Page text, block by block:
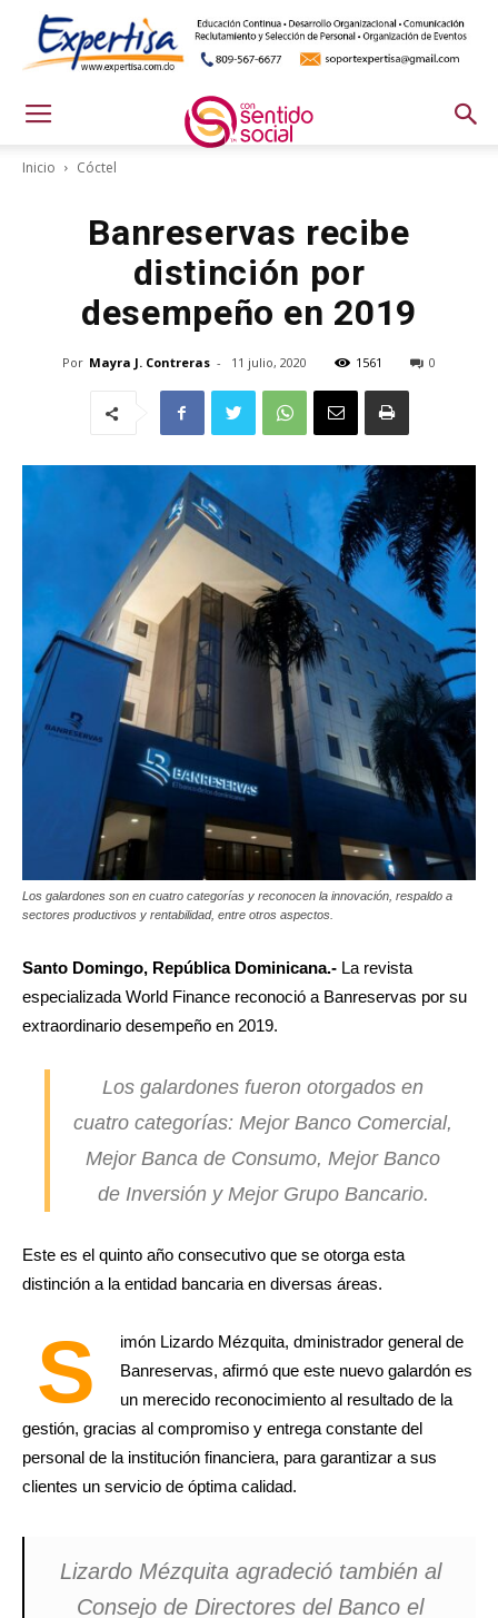
Inicio Cóctel
Banreservas recibe
distinción por
desempeño en 2019
Por Mayra J. Contreras - 11 julio, 2020 1561 0
Los galardones son en cuatro categorías y reconocen la innovación, respaldo a
sectores productivos y rentabilidad, entre otros aspectos.
Santo Domingo, República Dominicana.- La revista
especializada World Finance reconoció a Banreservas por su
extraordinario desempeño en 2019.
Los galardones fueron otorgados en
cuatro categorías: Mejor Banco Comercial,
Mejor Banca de Consumo, Mejor Banco
de Inversión y Mejor Grupo Bancario.
Este es el quinto año consecutivo que se otorga esta
distinción a la entidad bancaria en diversas áreas.
S
imón Lizardo Mézquita, dministrador general de
Banreservas, afirmó que este nuevo galardón es
un merecido reconocimiento al resultado de la
gestión, gracias al compromiso y entrega constante del
personal de la institución financiera, para garantizar a sus
clientes un servicio de óptima calidad.
Lizardo Mézquita agradeció también al
Consejo de Directores del Banco el